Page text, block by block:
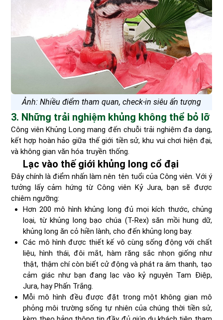
Ảnh: Nhiều điểm tham quan, check-in siêu ấn tượng
3. Những trải nghiệm khủng không thể bỏ lỡ
Công viên Khủng Long mang đến chuỗi trải nghiệm đa dạng,
kết hợp hoàn hảo giữa thế giới tiền sử, khu vui chơi hiện đại,
và không gian văn hóa truyền thống.
Lạc vào thế giới khủng long cổ đại
Đây chính là điểm nhấn làm nên tên tuổi của Công viên. Với ý
tưởng lấy cảm hứng từ Công viên Kỷ Jura, bạn sẽ được
chiêm ngưỡng:
Hơn 200 mô hình khủng long đủ mọi kích thước, chủng
loại, từ khủng long bạo chúa (T-Rex) săn mồi hung dữ,
khủng long ăn cỏ hiền lành, cho đến khủng long bay.
Các mô hình được thiết kế vô cùng sống động với chất
liệu, hình thái, đôi mắt, hàm răng sắc nhọn giống như
thật, thậm chí còn biết cử động và phát ra âm thanh, tạo
cảm giác như bạn đang lạc vào kỷ nguyên Tam Điệp,
Jura, hay Phấn Trắng.
Mỗi mô hình đều được đặt trong một không gian mô
phỏng môi trường sống tự nhiên của chúng thời tiền sử,